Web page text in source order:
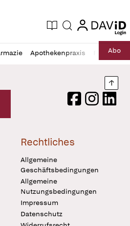
Zeitung
Aktuelle Ausgabe
Suche login
login
Apothekenpraxis RechtAbo
Logo
FacebookInstagram
Rechtliches
Allgemeine
Geschäftsbedingungen
Allgemeine
Nutzungsbedingungen
Impressum
Datenschutz